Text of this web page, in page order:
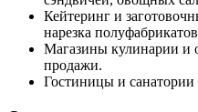
Кейтеринг и
нарезка
Магазины кулинарии и
продажи.
Гостиницы и